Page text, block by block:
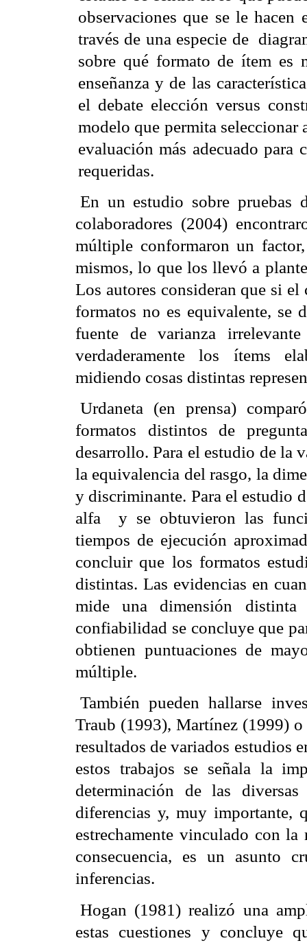
observaciones que se le
través de una especie de
sobre qué formato de ítem
enseñanza y de las
el debate elección versus
modelo que permita
evaluación más adecuado para
requeridas.
En un estudio sobre pruebas
colaboradores (2004)
múltiple conformaron un
mismos, lo que los llevó a
Los autores consideran que si
formatos no es equivalente, se
fuente de varianza
verdaderamente los ítems
midiendo cosas distintas
Urdaneta (en prensa)
formatos distintos de
desarrollo. Para el estudio de la
la equivalencia del rasgo, la
y discriminante. Para el estudio
alfa
y se obtuvieron las
tiempos de ejecución
concluir que los formatos
distintas. Las evidencias en
mide una dimensión
confiabilidad se concluye que
obtienen puntuaciones de
múltiple.
También pueden hallarse
Traub (1993), Martínez (1999)
resultados de variados estudios
estos trabajos se señala la
determinación de las
diferencias y, muy importante,
estrechamente vinculado con
consecuencia, es un asunto
inferencias.
Hogan (1981) realizó una
estas cuestiones y concluye